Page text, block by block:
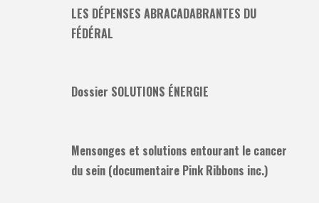
LES DÉPENSES ABRACADABRANTES DU
FÉDÉRAL
Dossier SOLUTIONS ÉNERGIE
Mensonges et solutions entourant le cancer
du sein (documentaire Pink Ribbons inc.)